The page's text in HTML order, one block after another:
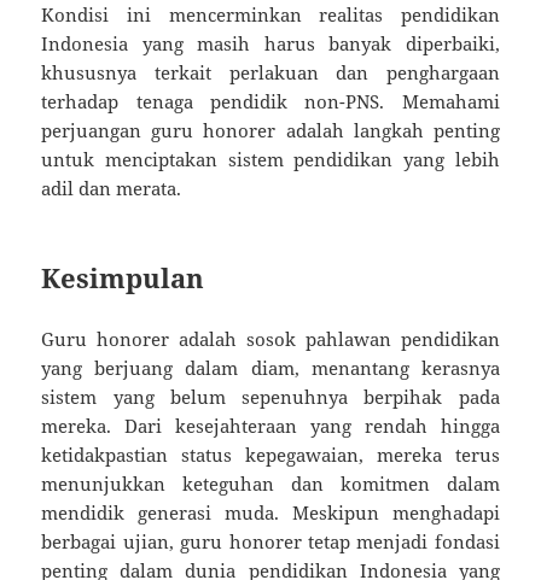
Kondisi ini mencerminkan realitas pendidikan
Indonesia yang masih harus banyak diperbaiki,
khususnya terkait perlakuan dan penghargaan
terhadap tenaga pendidik non-PNS. Memahami
perjuangan guru honorer adalah langkah penting
untuk menciptakan sistem pendidikan yang lebih
adil dan merata.
Kesimpulan
Guru honorer adalah sosok pahlawan pendidikan
yang berjuang dalam diam, menantang kerasnya
sistem yang belum sepenuhnya berpihak pada
mereka. Dari kesejahteraan yang rendah hingga
ketidakpastian status kepegawaian, mereka terus
menunjukkan keteguhan dan komitmen dalam
mendidik generasi muda. Meskipun menghadapi
berbagai ujian, guru honorer tetap menjadi fondasi
penting dalam dunia pendidikan Indonesia yang